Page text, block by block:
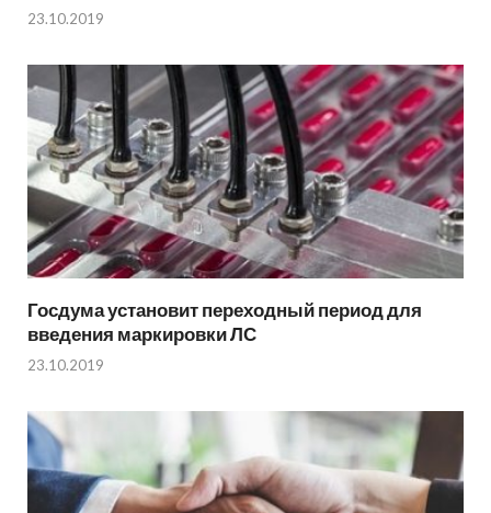
23.10.2019
Госдума установит переходный период для
введения маркировки ЛС
23.10.2019